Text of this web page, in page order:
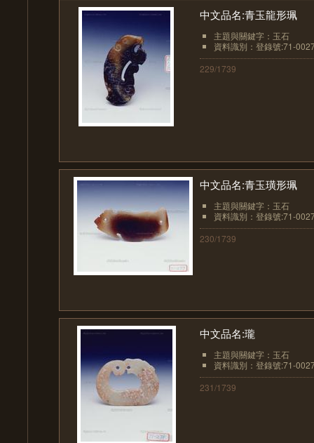
中文品名:青玉龍形珮
主題與關鍵字：玉石
資料識別：登錄號:71-
229/1739
中文品名:青玉璜形珮
主題與關鍵字：玉石
資料識別：登錄號:71-
230/1739
中文品名:瓏
主題與關鍵字：玉石
資料識別：登錄號:71-
231/1739